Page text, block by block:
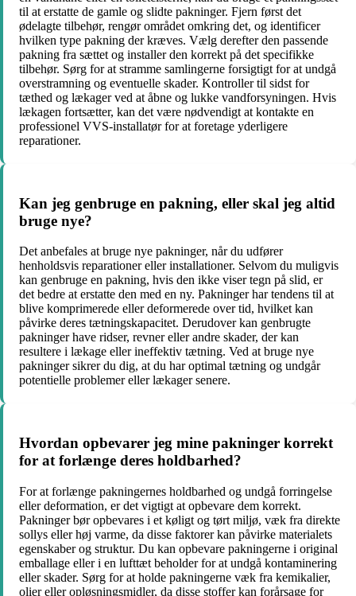
til at erstatte de gamle og slidte pakninger. Fjern først det
ødelagte tilbehør, rengør området omkring det, og identificer
hvilken type pakning der kræves. Vælg derefter den passende
pakning fra sættet og installer den korrekt på det specifikke
tilbehør. Sørg for at stramme samlingerne forsigtigt for at undgå
overstramning og eventuelle skader. Kontroller til sidst for
tæthed og lækager ved at åbne og lukke vandforsyningen. Hvis
lækagen fortsætter, kan det være nødvendigt at kontakte en
professionel VVS-installatør for at foretage yderligere
reparationer.
Kan jeg genbruge en pakning, eller skal jeg altid
bruge nye?
Det anbefales at bruge nye pakninger, når du udfører
henholdsvis reparationer eller installationer. Selvom du muligvis
kan genbruge en pakning, hvis den ikke viser tegn på slid, er
det bedre at erstatte den med en ny. Pakninger har tendens til at
blive komprimerede eller deformerede over tid, hvilket kan
påvirke deres tætningskapacitet. Derudover kan genbrugte
pakninger have ridser, revner eller andre skader, der kan
resultere i lækage eller ineffektiv tætning. Ved at bruge nye
pakninger sikrer du dig, at du har optimal tætning og undgår
potentielle problemer eller lækager senere.
Hvordan opbevarer jeg mine pakninger korrekt
for at forlænge deres holdbarhed?
For at forlænge pakningernes holdbarhed og undgå forringelse
eller deformation, er det vigtigt at opbevare dem korrekt.
Pakninger bør opbevares i et køligt og tørt miljø, væk fra direkte
sollys eller høj varme, da disse faktorer kan påvirke materialets
egenskaber og struktur. Du kan opbevare pakningerne i original
emballage eller i en lufttæt beholder for at undgå kontaminering
eller skader. Sørg for at holde pakningerne væk fra kemikalier,
olier eller opløsningsmidler, da disse stoffer kan forårsage for